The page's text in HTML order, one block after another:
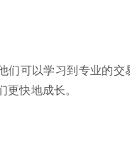
们可以学习到专业的交
快地成长。